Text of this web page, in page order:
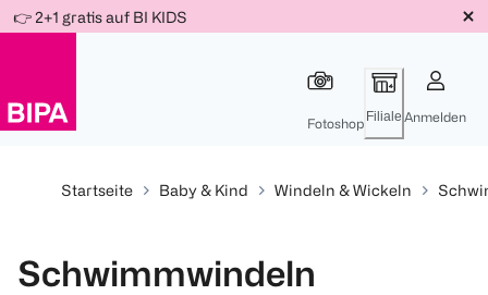
Für
Für
Für
Weiter
zum
👉 2+1 gratis auf BI KIDS
Fotoshop Filiale Anmelden
Startseite Baby & Kind Windeln & Wickeln
Schwimmwindeln